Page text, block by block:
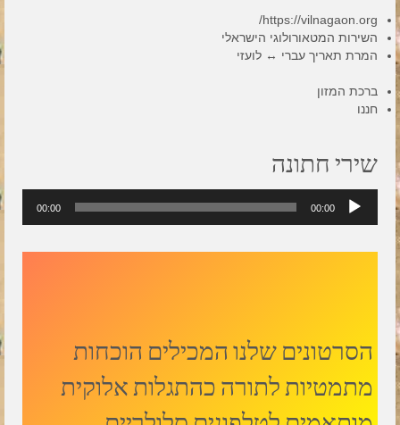
https://vilnagaon.org/
השירות המטאורולוגי הישראלי
המרת תאריך עברי ↔ לועזי
ברכת המזון
חננו
שירי חתונה
אודיו
00:00
00:00
הסרטונים שלנו המכילים הוכחות
מתמטיות לתורה כהתגלות אלוקית